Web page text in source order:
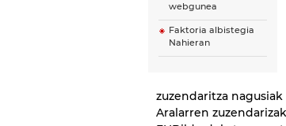
webgunea
Faktoria albistegia
Nahieran
zuzendaritza
Aralarren